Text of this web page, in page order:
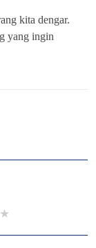
kita dengar.
yang ingin
4 stars